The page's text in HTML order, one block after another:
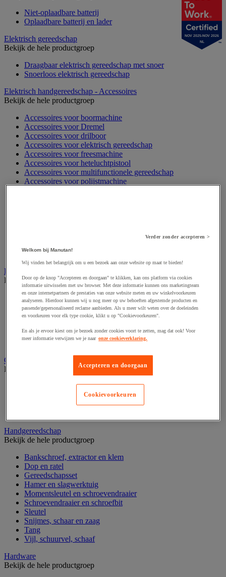
Niet-oplaadbare batterij
Oplaadbare batterij en lader
Elektrisch gereedschap
Bekijk de hele productgroep
Draagbaar elektrisch gereedschap met snoer
Snoerloos elektrisch gereedschap
Elektrisch handgereedschap - Accessoires
Bekijk de hele productgroep
Accessoires voor boormachine
Accessoires voor Dremel
Accessoires voor drilboor
Accessoires voor elektrisch gereedschap
Accessoires voor freesmachine
Accessoires voor heteluchtpistool
Accessoires voor multifunctionele gereedschap
Accessoires voor polijstmachine
Accessoires voor zaag
Elektrische toebehoren en verlichting
Bekijk de hele productgroep
Accessoires voor elektrisch schakelpaneel
Batterij, oplader en kabel
Elektrische kabel
Verlengsnoer, stekkerdoos en kapelhaspel
Wandcontactdoos en schakelaar
Gereedschap opbergen
Bekijk de hele productgroep
Assortimentsdoos en gereedschapkoffer
Gereedschapskist en opbergtas
Gereedschapskoffer en versterkte kist
Handgereedschap
Bekijk de hele productgroep
Bankschroef, extractor en klem
Dop en ratel
Gereedschapsset
Hamer en slagwerktuig
Momentsleutel en schroevendraaier
Schroevendraaier en schroefbit
Sleutel
Snijmes, schaar en zaag
Tang
Vijl, schuurvel, schaaf
Hardware
Bekijk de hele productgroep
NOV 2025-NOV 2026
NL
Verder zonder accepteren >
Welkom bij Manutan!
Wij vinden het belangrijk om u een bezoek aan onze website op maat te bieden!
Door op de knop "Accepteren en doorgaan" te klikken, kan ons platform via cookies
informatie uitwisselen met uw browser. Met deze informatie kunnen ons marketingteam
en onze internetpartners de prestaties van onze website meten en uw winkelvoorkeuren
analyseren. Hierdoor kunnen wij u nog meer op uw behoeften afgestemde producten en
passende/gepersonaliseerd reclame aanbieden. Als u meer wilt weten over de doeleinden
en voorkeuren voor elk type cookie, klikt u op "Cookievoorkeuren".
En als je ervoor kiest om je bezoek zonder cookies voort te zetten, mag dat ook! Voor
meer informatie verwijzen we je naar onze cookieverklaring.
Accepteren en doorgaan
Cookievoorkeuren